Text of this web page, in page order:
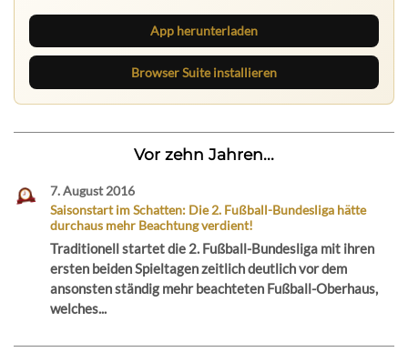
App herunterladen
Browser Suite installieren
Vor zehn Jahren...
7. August 2016
Saisonstart im Schatten: Die 2. Fußball-Bundesliga hätte
durchaus mehr Beachtung verdient!
Traditionell startet die 2. Fußball-Bundesliga mit ihren
ersten beiden Spieltagen zeitlich deutlich vor dem
ansonsten ständig mehr beachteten Fußball-Oberhaus,
welches...